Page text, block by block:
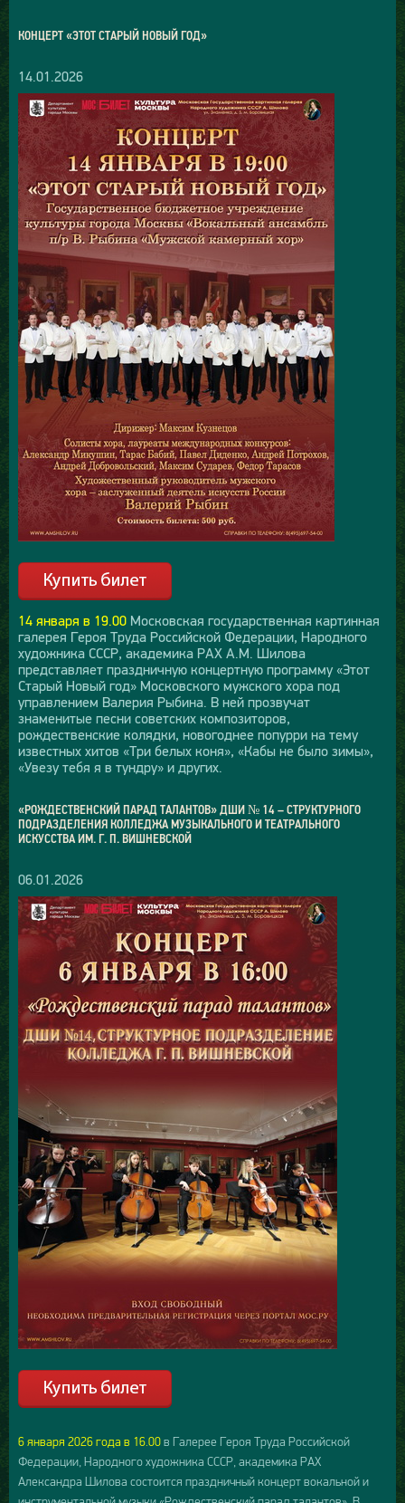
КОНЦЕРТ «ЭТОТ СТАРЫЙ НОВЫЙ ГОД»
14.01.2026
14 января в 19.00 Московская государственная картинная
галерея Героя Труда Российской Федерации, Народного
художника СССР, академика РАХ А.М. Шилова
представляет праздничную концертную программу «Этот
Старый Новый год» Московского мужского хора под
управлением Валерия Рыбина. В ней прозвучат
знаменитые песни советских композиторов,
рождественские колядки, новогоднее попурри на тему
известных хитов «Три белых коня», «Кабы не было зимы»,
«Увезу тебя я в тундру» и других.
«РОЖДЕСТВЕНСКИЙ ПАРАД ТАЛАНТОВ» ДШИ № 14 – СТРУКТУРНОГО
ПОДРАЗДЕЛЕНИЯ КОЛЛЕДЖА МУЗЫКАЛЬНОГО И ТЕАТРАЛЬНОГО
ИСКУССТВА ИМ. Г. П. ВИШНЕВСКОЙ
06.01.2026
6 января 2026 года в 16.00в Галерее Героя Труда Российской
Федерации, Народного художника СССР, академика РАХ
Александра Шилова состоится праздничный концерт вокальной и